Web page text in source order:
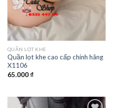
QUẦN LỌT KHE
Quần lọt khe cao cấp chính hãng
X1106
65.000₫